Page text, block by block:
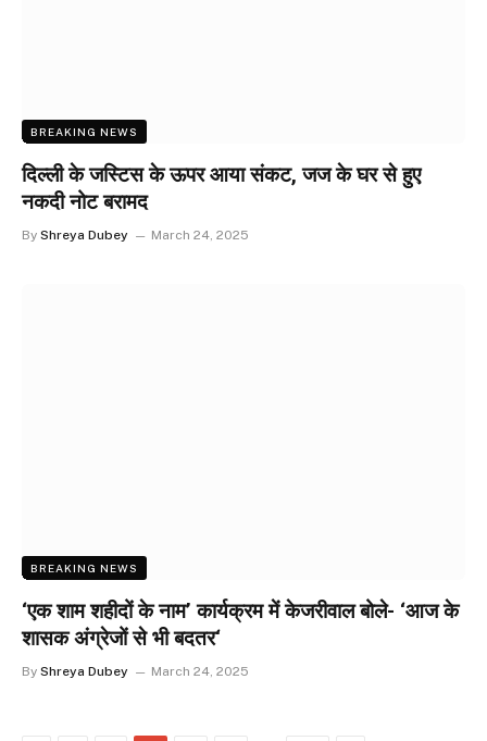
BREAKING NEWS
दिल्ली के जस्टिस के ऊपर आया संकट, जज के घर से हुए
नकदी नोट बरामद
By Shreya Dubey March 24, 2025
BREAKING NEWS
‘एक शाम शहीदों के नाम’ कार्यक्रम में केजरीवाल बोले- ‘आज के
शासक अंग्रेजों से भी बदतर‘
By Shreya Dubey March 24, 2025